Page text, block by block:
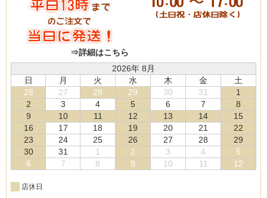
⇒詳細はこちら
2026年 8月
日
月 火 水 木 金
土
26
27 28 29 30 31
1
2
3 4 5 6 7
8
9
10 11 12 13 14
15
16
17 18 19 20 21
22
23
24 25 26 27 28
29
30
31 1 2 3 4
5
6
7 8 9 10 11 12
店休日